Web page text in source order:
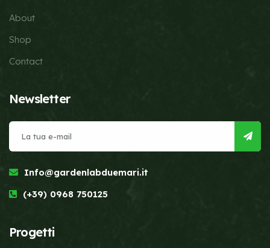
About
Shop
Contact
Newsletter
Info@gardenlabduemari.it
(+39) 0968 750125
Progetti